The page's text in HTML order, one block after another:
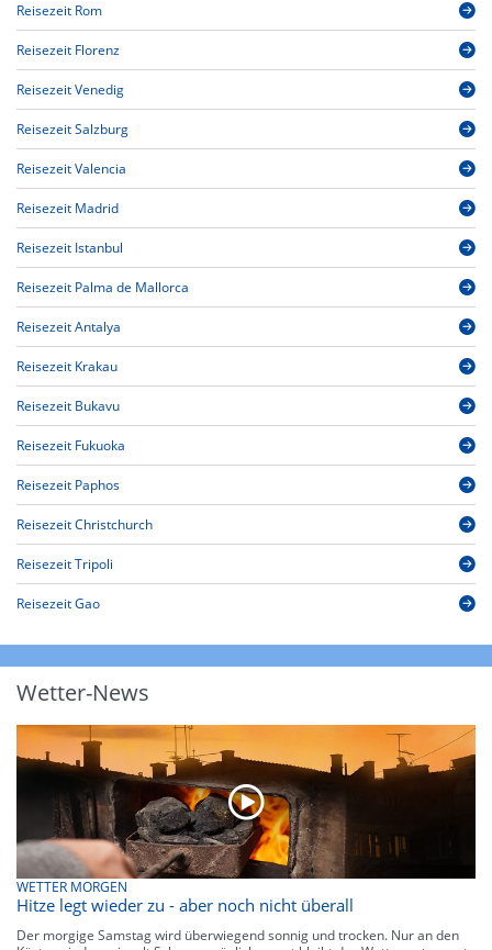
Reisezeit Rom
Reisezeit Florenz
Reisezeit Venedig
Reisezeit Salzburg
Reisezeit Valencia
Reisezeit Madrid
Reisezeit Istanbul
Reisezeit Palma de Mallorca
Reisezeit Antalya
Reisezeit Krakau
Reisezeit Bukavu
Reisezeit Fukuoka
Reisezeit Paphos
Reisezeit Christchurch
Reisezeit Tripoli
Reisezeit Gao
Wetter-News
WETTER MORGEN
Hitze legt wieder zu - aber noch nicht überall
Der morgige Samstag wird überwiegend sonnig und trocken. Nur an den